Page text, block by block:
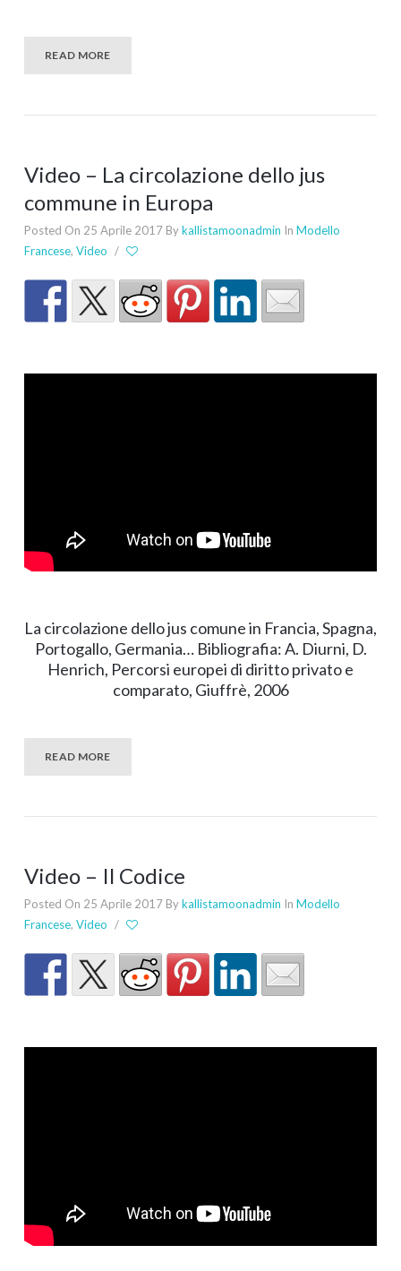
READ MORE
Video – La circolazione dello jus
commune in Europa
Posted On 25 Aprile 2017 Bykallistamoonadmin In Modello
Francese, Video /
La circolazione dello jus comune in Francia, Spagna,
Portogallo, Germania… Bibliografia: A. Diurni, D.
Henrich, Percorsi europei di diritto privato e
comparato, Giuffrè, 2006
READ MORE
Video – Il Codice
Posted On 25 Aprile 2017 Bykallistamoonadmin In Modello
Francese, Video /